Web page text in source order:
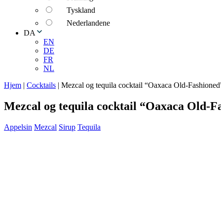
Tyskland
Nederlandene
DA
EN
DE
FR
NL
Hjem | Cocktails | Mezcal og tequila cocktail “Oaxaca Old-
Mezcal og tequila cocktail “Oaxaca Old-
Appelsin Mezcal Sirup Tequila